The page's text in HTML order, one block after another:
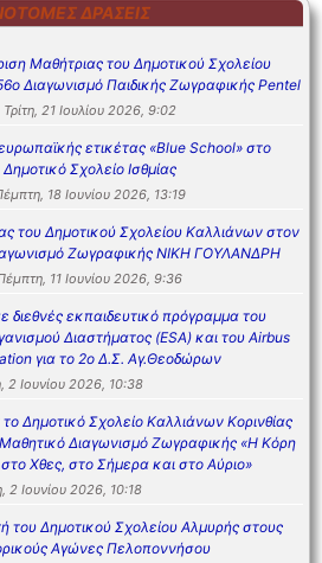
ΔΡΆΣΕΙΣ
Μαθήτριας του Δημοτικού Σχολείου
Διαγωνισμό Παιδικής Ζωγραφικής Pentel
Τρίτη, 21 Ιουλίου 2026, 9:02
ετικέτας «Blue School» στο
Δημοτικό Σχολείο Ισθμίας
18 Ιουνίου 2026, 13:19
του Δημοτικού Σχολείου Καλλιάνων στον
Ζωγραφικής ΝΙΚΗ ΓΟΥΛΑΝΔΡΗ
11 Ιουνίου 2026, 9:36
διεθνές εκπαιδευτικό πρόγραμμα του
Διαστήματος (ESA) και του Airbus
για το 2ο Δ.Σ. Αγ.Θεοδώρων
2 Ιουνίου 2026, 10:38
το Δημοτικό Σχολείο Καλλιάνων Κορινθίας
Διαγωνισμό Ζωγραφικής «Η Κόρη
Χθες, στο Σήμερα και στο Αύριο»
2 Ιουνίου 2026, 10:18
του Δημοτικού Σχολείου Αλμυρής στους
Αγώνες Πελοποννήσου